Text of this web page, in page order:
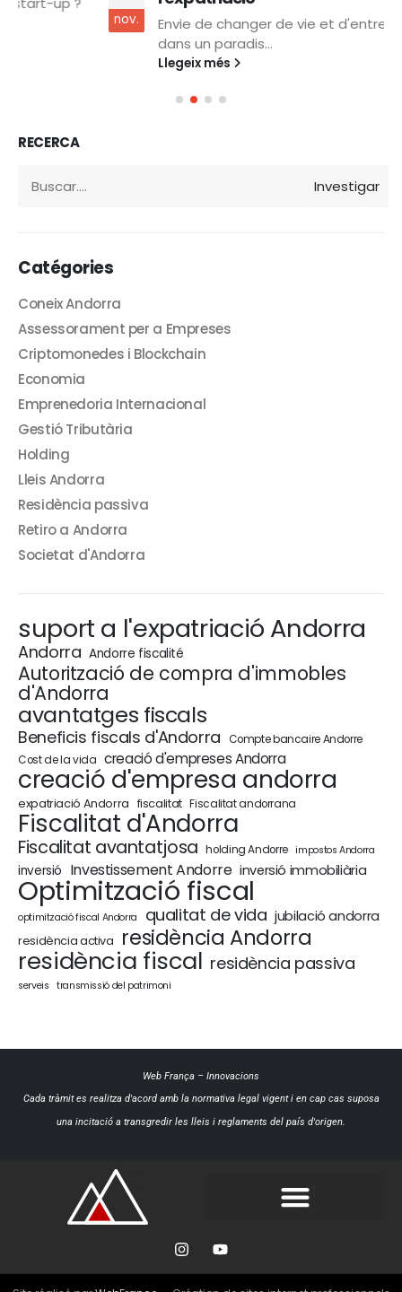
Envie de changer de vie et d'entreprendre
dans un paradis...
RECERCA
Investigar
Catégories
Coneix Andorra
Assessorament per a Empreses
Criptomonedes i Blockchain
Economia
Emprenedoria Internacional
Gestió Tributària
Holding
Lleis Andorra
Residència passiva
Retiro a Andorra
Societat d'Andorra
suport a l'expatriació Andorra
Andorra Andorre fiscalité
Autorització de compra d'immobles
d'Andorra
avantatges fiscals
Beneficis fiscals d'Andorra Compte bancaire Andorre
Cost de la vida creació d'empreses Andorra
creació d'empresa andorra
expatriació Andorra fiscalitat Fiscalitat andorrana
Fiscalitat d'Andorra
Fiscalitat avantatjosa holding Andorre impostos Andorra
inversió Investissement Andorre inversió immobiliària
Optimització fiscal
optimització fiscal Andorra qualitat de vida jubilació andorra
residència activa residència Andorra
residència fiscal residència passiva
serveis transmissió del patrimoni
Web França – Innovacions
Cada tràmit es realitza d'acord amb la normativa legal vigent i en cap cas suposa
una incitació a transgredir les lleis i reglaments del país d'origen.